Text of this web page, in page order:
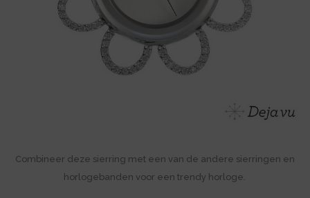
Combineer deze sierring met een van de andere sierringen en
horlogebanden voor een trendy horloge.